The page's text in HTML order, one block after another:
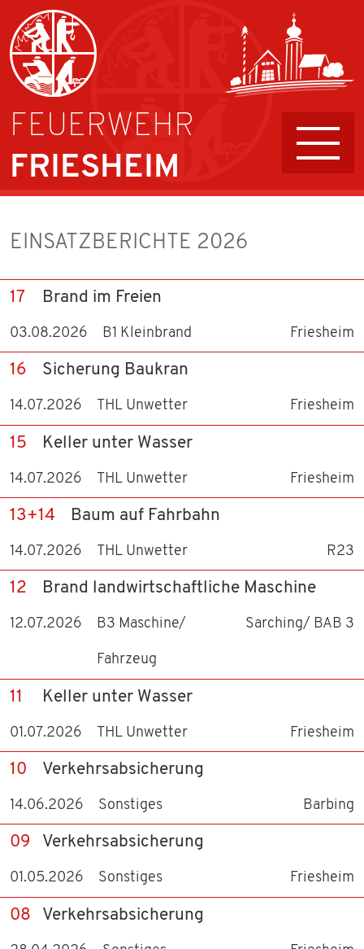
FEUERWEHR
FRIESHEIM
FÜHRUNG UND AUFGABEN
JUGENDFEUERWEHR
KINDERFEUERWEHR
EINSÄTZE
VEREIN
VORSTANDSCHAFT
GESCHICHTE
TERMINE
TERMINE 2026
TERMINE 2025
WISSENSWERTES
DOWNLOADS
EINSATZBERICHTE 2026
03.08.2026 B1 Kleinbrand Friesheim
17 Brand im Freien
14.07.2026 THL Unwetter Friesheim
16 Sicherung Baukran
14.07.2026 THL Unwetter Friesheim
15 Keller unter Wasser
14.07.2026 THL Unwetter R23
13+14Baum auf Fahrbahn
12.07.2026 B3 Maschine/
Fahrzeug
Sarching/ BAB 3
12 Brand landwirtschaftliche Maschine
01.07.2026 THL Unwetter Friesheim
11 Keller unter Wasser
14.06.2026 Sonstiges Barbing
10 Verkehrsabsicherung
01.05.2026 Sonstiges Friesheim
09 Verkehrsabsicherung
08 Verkehrsabsicherung